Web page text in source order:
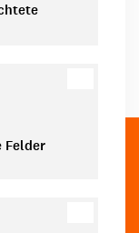
Felder